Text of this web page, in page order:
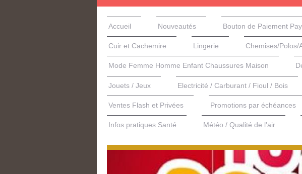
Accueil Nouveautés Bouton de Paiement
Cuir et Cachemire Lingerie Chemises/Polos/
Mode Femme Homme Enfant Chaussures Maison
Jouets / Jeux Electricité / Carburant / Fioul / Bois
Ventes Flash et Privées Promotions par échéances
Infos pratiques Santé Météo / Qualité de l'air